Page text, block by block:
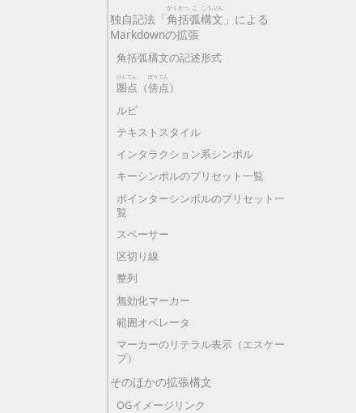
独自記法「角
かく
括
かっ
弧
こ
構
こう
文
ぶん
」による
Markdownの拡張
角括弧構文の記述形式
圏
けん
点
てん
（傍
ぼう
点
てん
）
ルビ
テキストスタイル
インタラクション系シンボル
キーシンボルのプリセット一覧
ポインターシンボルのプリセット一
覧
スペーサー
区切り線
整列
無効化マーカー
範囲オペレータ
マーカーのリテラル表示（エスケー
プ）
そのほかの拡張構文
OGイメージリンク